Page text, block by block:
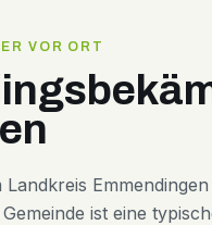
VOR ORT
Landkreis
ist eine